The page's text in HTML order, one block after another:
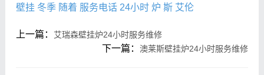
壁挂 冬季 随着 服务电话 24小时 炉 斯 艾伦
上一篇： 艾瑞森壁挂炉24小时服务维修
下一篇： 澳莱斯壁挂炉24小时服务维修